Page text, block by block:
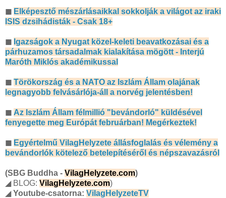
◼ Elképesztő mészárlásaikkal sokkolják a világot az iraki
ISIS dzsihádisták - Csak 18+
◼ Igazságok a Nyugat közel-keleti beavatkozásai és a
párhuzamos társadalmak kialakítása mögött - Interjú
Maróth Miklós akadémikussal
◼ Törökország és a NATO az Iszlám Állam olajának
legnagyobb felvásárlója-áll a norvég jelentésben!
◼ Az Iszlám Állam félmillió "bevándorló" küldésével
fenyegette meg Európát februárban! Megérkeztek!
◼ Egyértelmű VilagHelyzete állásfoglalás és vélemény a
bevándorlók kötelező betelepítéséről és népszavazásról
(SBG Buddha - VilagHelyzete.com)
◢ BLOG: VilagHelyzete.com)
◢Youtube-csatorna: VilagHelyzeteTV